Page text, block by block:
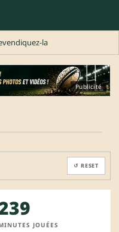
la
Publicité
↺ RESET
JOUÉES